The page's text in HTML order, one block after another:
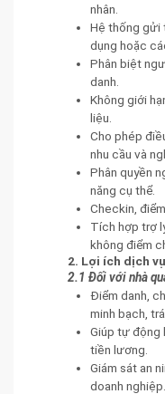
nhân.
Hệ thống gửi
dụng hoặc
Phân biệt
danh.
Không giới
liệu.
Cho phép
nhu cầu và
Phân quyền
năng cụ thể.
Checkin,
Tích hợp trợ
không điểm
2. Lợi ích dịch vụ
2.1 Đối với nhà
Điểm danh,
minh bạch,
Giúp tự động
tiền lương.
Giám sát an
doanh nghiệp.